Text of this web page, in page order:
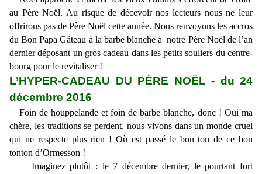
au Père Noël. Au risque de décevoir nos lecteurs nous ne leur
offrirons pas de Père Noël cette année. Nous renvoyons les accros
du Bon Papa Gâteau à la barbe blanche à notre Père Noël de l’an
dernier déposant un gros cadeau dans les petits souliers du centre-
bourg pour le revitaliser !
L’HYPER-CADEAU DU PÈRE NOËL - du 24
décembre 2016
Foin de houppelande et foin de barbe blanche, donc ! Oui ma
chère, les traditions se perdent, nous vivons dans un monde cruel
qui ne respecte plus rien ! Où est passé le bon ton de ce bon
tonton d’Ormesson !
Imaginez plutôt : le 7 décembre dernier, le pourtant fort